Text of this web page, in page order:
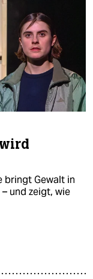
bringt Gewalt in
und zeigt, wie